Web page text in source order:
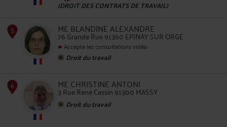
(DROIT DES CONTRATS DE TRAVAIL)
ME BLANDINE ALEXANDRE
76 Grande Rue 91360 EPINAY SUR ORGE
Accepte les consultations vidéo
Droit du travail
ME CHRISTINE ANTONI
3 Rue René Cassin 91300 MASSY
Droit du travail